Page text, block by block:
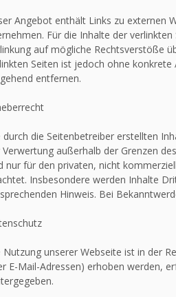
Angebot enthält Links zu externen
Für die Inhalte der
auf mögliche Rechtsverstöße
Seiten ist jedoch ohne
entfernen.
durch die Seitenbetreiber erstellten
Verwertung außerhalb der Grenzen
nur für den privaten, nicht
Insbesondere werden Inhalte
Hinweis. Bei
Nutzung unserer Webseite ist in der
E-Mail-Adressen) erhoben werden,